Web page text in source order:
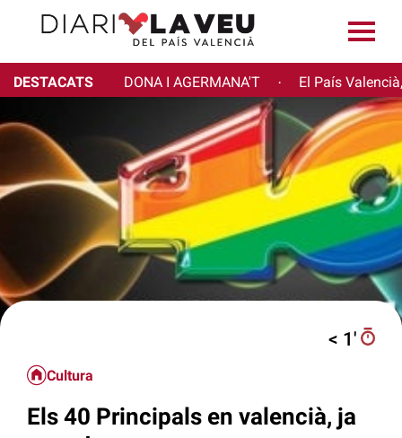
DESTACATS DONA I AGERMANA'T · El País
< 1′
Cultura
Els 40 Principals en valencià, ja